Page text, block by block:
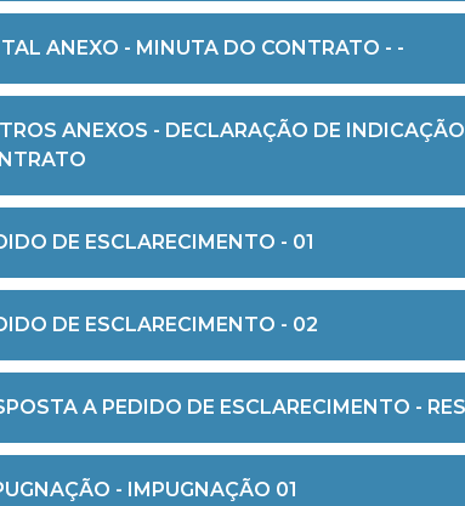
ANEXO - MINUTA DO CONTRATO - -
ANEXOS - DECLARAÇÃO DE
DE ESCLARECIMENTO - 01
DE ESCLARECIMENTO - 02
A PEDIDO DE ESCLARECIMENTO -
- IMPUGNAÇÃO 01